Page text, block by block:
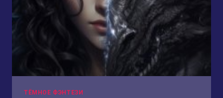
ТЁМНОЕ ФЭНТЕЗИ